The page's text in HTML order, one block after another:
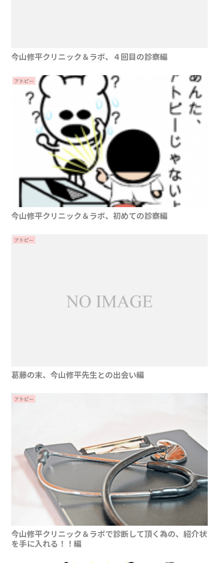
今山修平クリニック＆ラボ、４回目の診察編
アトピー
今山修平クリニック＆ラボ、初めての診察編
アトピー
葛藤の末、今山修平先生との出会い編
アトピー
今山修平クリニック＆ラボで診断して頂く為の、紹介状
を手に入れる！！編